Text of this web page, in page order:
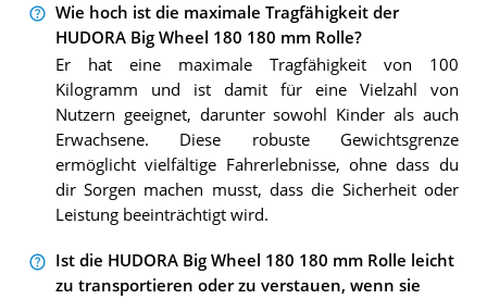
Wie hoch ist die maximale Tragfähigkeit der
HUDORA Big Wheel 180 180 mm Rolle?
Er hat eine maximale Tragfähigkeit von 100
Kilogramm und ist damit für eine Vielzahl von
Nutzern geeignet, darunter sowohl Kinder als auch
Erwachsene. Diese robuste Gewichtsgrenze
ermöglicht vielfältige Fahrerlebnisse, ohne dass du
dir Sorgen machen musst, dass die Sicherheit oder
Leistung beeinträchtigt wird.
Ist die HUDORA Big Wheel 180 180 mm Rolle leicht
zu transportieren oder zu verstauen, wenn sie